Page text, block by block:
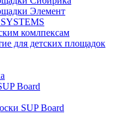
Элемент
комлпексам
для детских площадок
Board
SUP Board